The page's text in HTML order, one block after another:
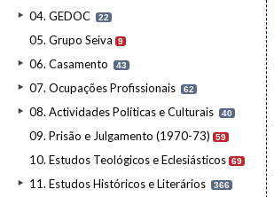
04. GEDOC 22
05. Grupo Seiva 9
06. Casamento 43
07. Ocupações Profissionais 62
08. Actividades Políticas e Culturais 40
09. Prisão e Julgamento (1970-73) 59
10. Estudos Teológicos e Eclesiásticos 69
11. Estudos Históricos e Literários 366